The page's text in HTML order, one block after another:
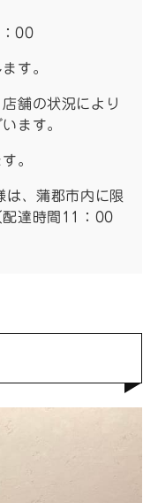
00
す。
舗の状況により
ます。
。
は、蒲郡市内に限
配達時間11：00